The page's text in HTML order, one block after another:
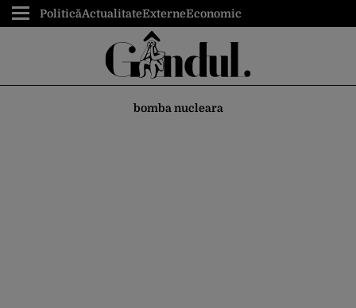
PoliticăActualitateExterneEconomic
bomba nucleara